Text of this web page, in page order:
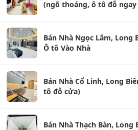
(ngõ thoáng, ô tô đỗ ngay
Bán Nhà Ngọc Lâm, Long
Ô tô Vào Nhà
Bán Nhà Cổ Linh, Long
tô đỗ cửa)
Bán Nhà Thạch Bàn, Long